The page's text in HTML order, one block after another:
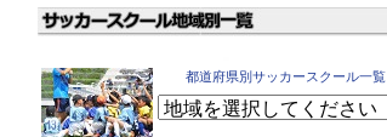
都道府県別サッカースクール一覧